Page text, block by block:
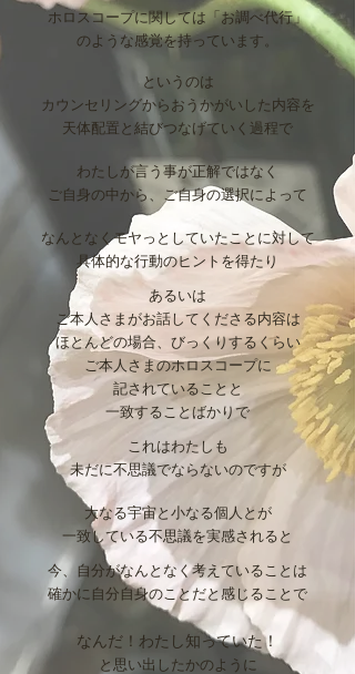
ホロスコープに関しては「お調べ代行」
のような感覚を持っています。
というのは
カウンセリングからおうかがいした内容を
天体配置と結びつなげていく過程で
わたしが言う事が正解ではなく
ご自身の中から、ご自身の選択によって
なんとなくモヤっとしていたことに対して
具体的な行動のヒントを得たり
あるいは
ご本人さまがお話してくださる内容は
ほとんどの場合、びっくりするくらい
ご本人さまのホロスコープに
記されていることと
一致することばかりで
これはわたしも
未だに不思議でならないのですが
大なる宇宙と小なる個人とが
一致している不思議を実感されると
今、自分がなんとなく考えていることは
確かに自分自身のことだと感じることで
なんだ！わたし知っていた！
と思い出したかのように